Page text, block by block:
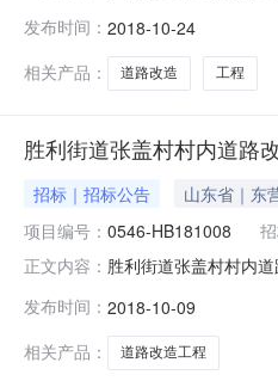
商公告发布日期：
发布时间： 2018-10-24
相关产品：
道路改造 工程
胜利街道张盖村村内道路
招标｜招标公告 山东省｜东
项目编号： 0546-HB181008
正文内容： 胜利街道张盖村村内
HB181008三、项目概
新建环现与村内中央街区
发布时间： 2018-10-09
相关产品：
道路改造工程